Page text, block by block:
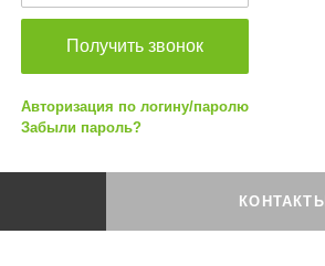
Получить звонок
Авторизация по логину/паролю
Забыли пароль?
КОНТАКТЫ